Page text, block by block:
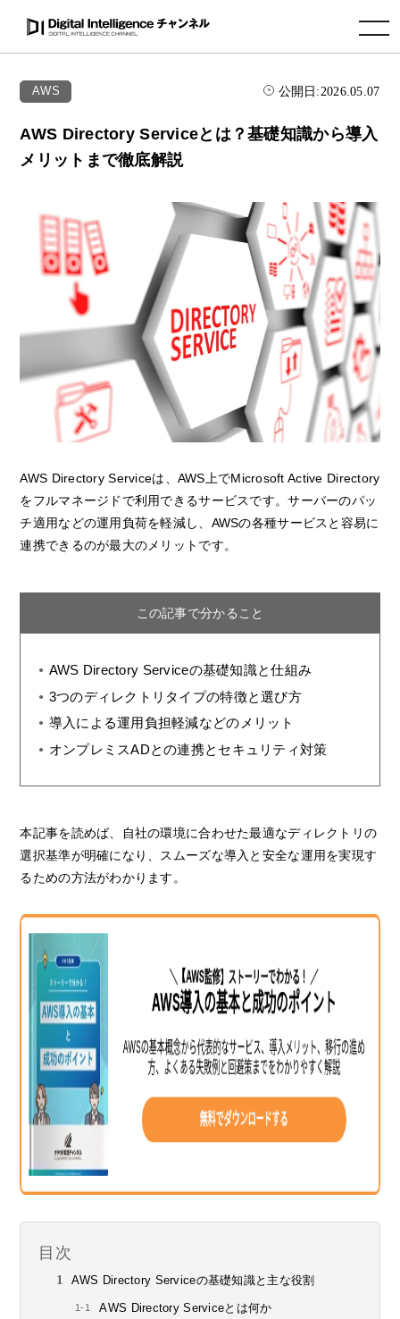
toggle navigation
AWS 公開日:2026.05.07
AWS Directory Serviceとは？基礎知識から導入
メリットまで徹底解説
AWS Directory Serviceは、AWS上でMicrosoft Active Directory
をフルマネージドで利用できるサービスです。サーバーのパッ
チ適用などの運用負荷を軽減し、AWSの各種サービスと容易に
連携できるのが最大のメリットです。
この記事で分かること
AWS Directory Serviceの基礎知識と仕組み
3つのディレクトリタイプの特徴と選び方
導入による運用負担軽減などのメリット
オンプレミスADとの連携とセキュリティ対策
本記事を読めば、自社の環境に合わせた最適なディレクトリの
選択基準が明確になり、スムーズな導入と安全な運用を実現す
るための方法がわかります。
目次
AWS Directory Serviceの基礎知識と主な役割
AWS Directory Serviceとは何か